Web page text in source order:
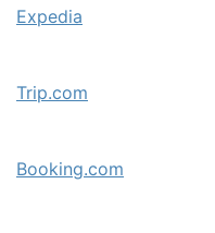
Expedia
Trip.com
Booking.com